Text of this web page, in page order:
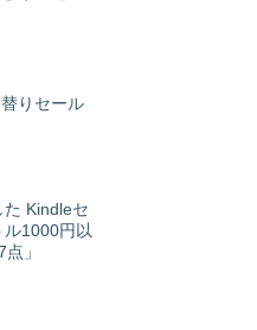
りセール
Kindleセ
1000円以
」